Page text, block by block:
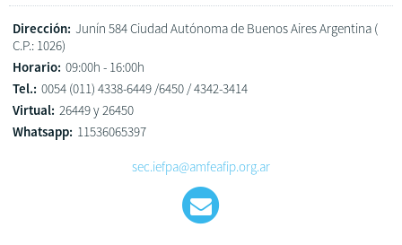
Dirección: Junín 584 Ciudad Autónoma de Buenos Aires Argentina (
C.P.: 1026)
Horario: 09:00h - 16:00h
Tel.: 0054 (011) 4338-6449 /6450 / 4342-3414
Virtual: 26449 y 26450
Whatsapp: 11536065397
sec.iefpa@amfeafip.org.ar